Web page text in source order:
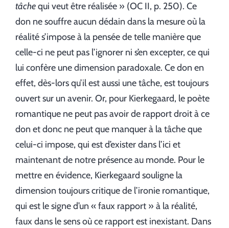
tâchequi veut être réalisée » (OC II, p. 250). Ce
don ne souffre aucun dédain dans la mesure où la
réalité s’impose à la pensée de telle manière que
celle-ci ne peut pas l’ignorer ni s’en excepter, ce qui
lui confère une dimension paradoxale. Ce don en
effet, dès-lors qu’il est aussi une tâche, est toujours
ouvert sur un avenir. Or, pour Kierkegaard, le poète
romantique ne peut pas avoir de rapport droit à ce
don et donc ne peut que manquer à la tâche que
celui-ci impose, qui est d’exister dans l’ici et
maintenant de notre présence au monde. Pour le
mettre en évidence, Kierkegaard souligne la
dimension toujours critique de l’ironie romantique,
qui est le signe d’un « faux rapport » à la réalité,
faux dans le sens où ce rapport est inexistant. Dans